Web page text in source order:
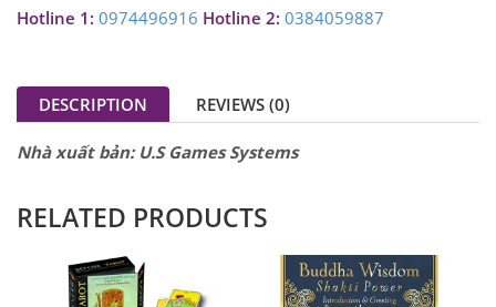
Hotline 1: 0974496916 Hotline 2: 0384059887
DESCRIPTION REVIEWS (0)
Nhà xuất bản: U.S Games Systems
RELATED PRODUCTS